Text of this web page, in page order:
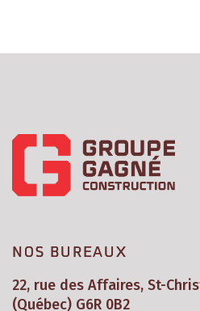
NOS BUREAUX
22, rue des Affaires, St-
(Québec) G6R 0B2